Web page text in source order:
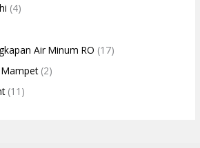
(4)
Air Minum RO (17)
(2)
(11)